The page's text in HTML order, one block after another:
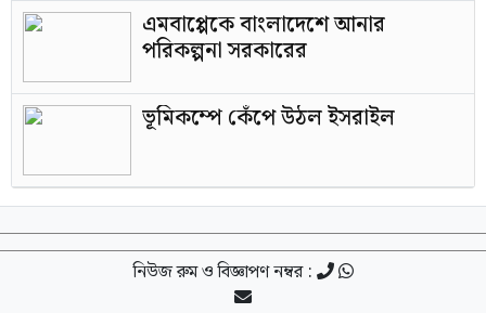
এমবাপ্পেকে বাংলাদেশে আনার
পরিকল্পনা সরকারের
ভূমিকম্পে কেঁপে উঠল ইসরাইল
নিউজ রুম ও বিজ্ঞাপণ নম্বর :